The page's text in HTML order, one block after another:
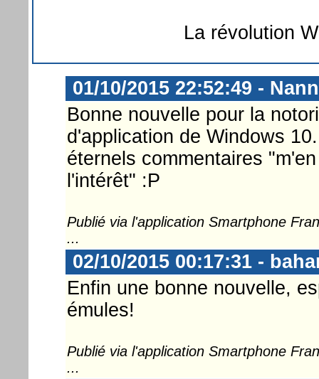
La révolution
01/10/2015 22:52:49 -
Bonne nouvelle pour la
d'application de Windows
éternels commentaires
l'intérêt" :P
Publié via l'application Smartphone
...
02/10/2015 00:17:31 -
Enfin une bonne nouvelle,
émules!
Publié via l'application Smartphone
...